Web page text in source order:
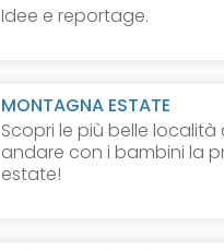
Idee e reportage.
MONTAGNA ESTATE
Scopri le più belle località
andare con i bambini la
estate!